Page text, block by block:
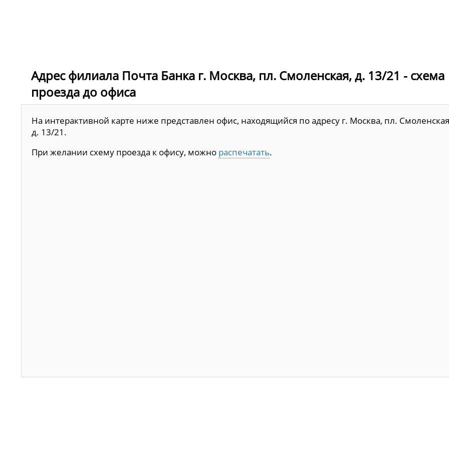
Адрес филиала Почта Банка г. Москва, пл. Смоленская, д. 13/21 - схема
проезда до офиса
На интерактивной карте ниже представлен офис, находящийся по адресу г. Москва, пл.
д. 13/21.
При желании схему проезда к офису, можно распечатать.